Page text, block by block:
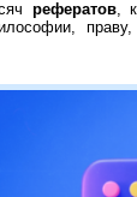
рефератов,